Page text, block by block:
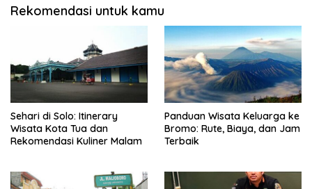
Rekomendasi untuk kamu
Sehari di Solo: Itinerary
Wisata Kota Tua dan
Rekomendasi Kuliner Malam
Panduan Wisata Keluarga ke
Bromo: Rute, Biaya, dan Jam
Terbaik